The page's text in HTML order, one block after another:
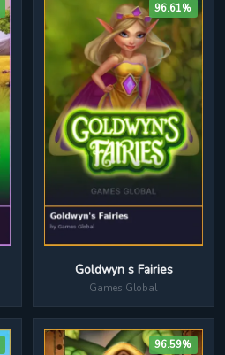
96.61%
Goldwyn s Fairies
Games Global
96.59%